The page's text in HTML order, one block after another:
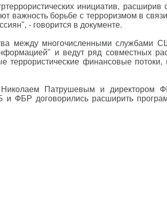
инициатив,
важность борьбе с терроризмом в
- говорится в документе.
между многочисленными службами
и ведут ряд совместных
финансовые потоки,
Патрушевым и
и ФБР договорились расширить